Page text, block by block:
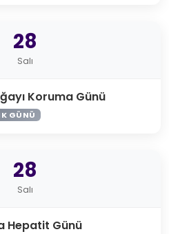
28
Salı
Koruma Günü
GÜNÜ
28
Salı
Hepatit Günü